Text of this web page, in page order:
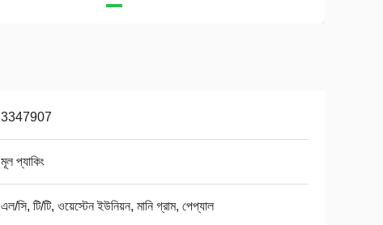
3347907
মূল প্যাকিং
এল/সি, টি/টি, ওয়েস্টেন ইউনিয়ন, মানি গ্রাম, পেপ্যাল